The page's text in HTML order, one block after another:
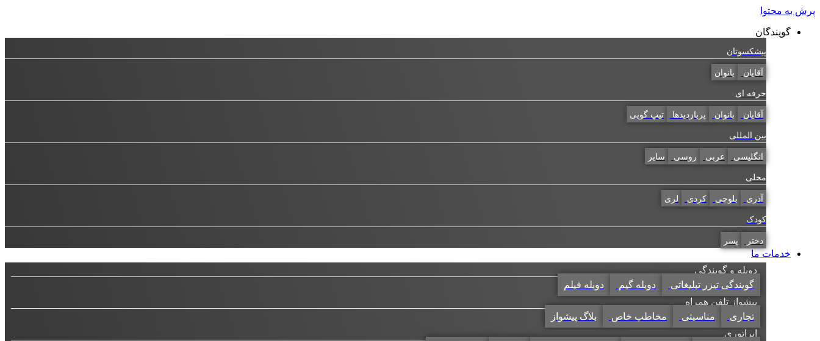
پرش به محتوا
گویندگان
پیشکسوتان
آقایان بانوان
حرفه ای
آقایان بانوان پربازدیدها تیپ گویی
بین المللی
انگلیسی عربی روسی سایر
محلی
آذری بلوچی کردی لری
کودک
دختر پسر
خدمات ما
دوبله و گویندگی
گویندگی تیزر تبلیغاتی
دوبله گیم
دوبله فیلم
پیشواز تلفن همراه
تجاری
مناسبتی مخاطب خاص
بلاگ پیشواز
اپراتوری